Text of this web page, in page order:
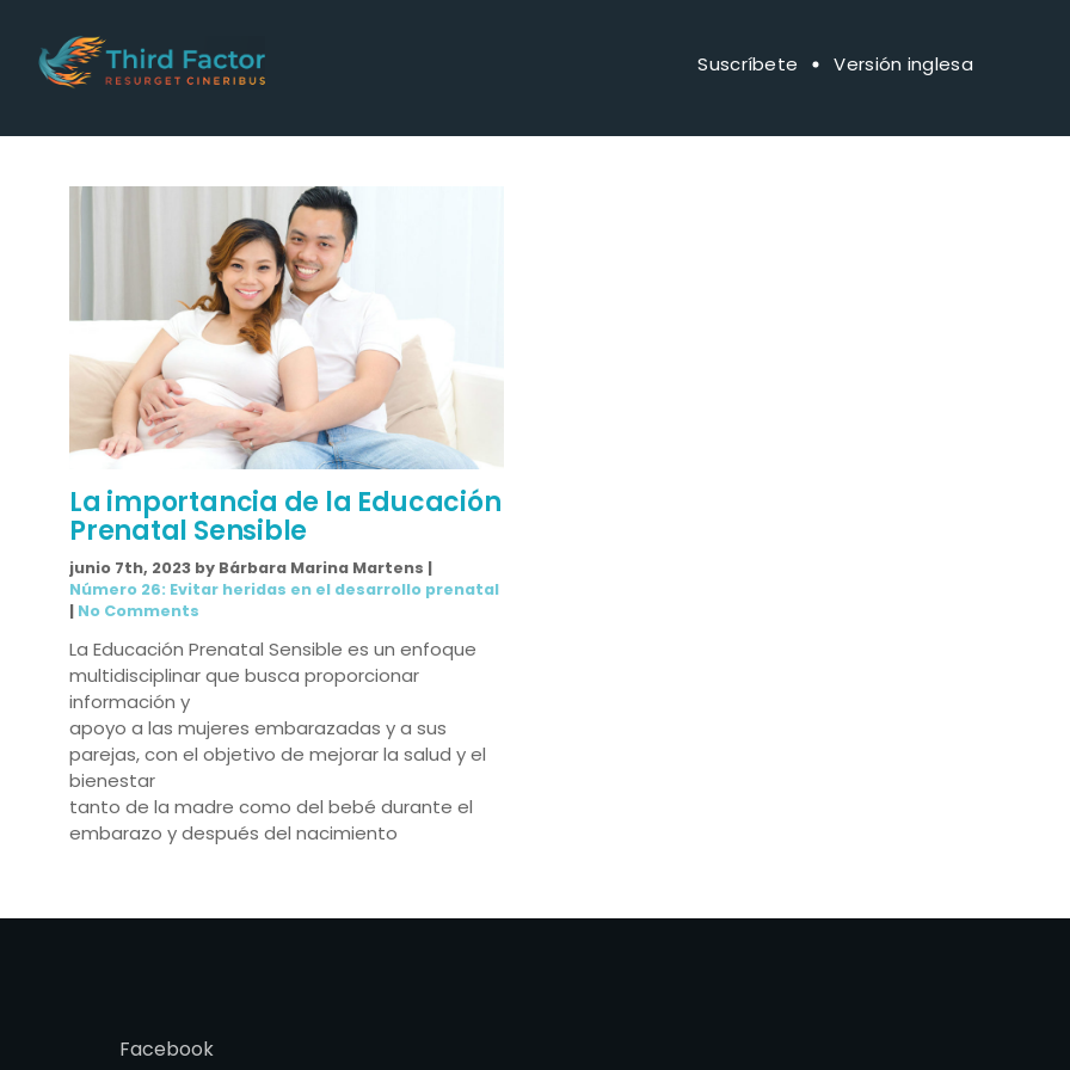
Suscríbete Versión inglesa
Posts by Bárbara Marina Martens
La importancia de la Educación
Prenatal Sensible
junio 7th, 2023 by Bárbara Marina Martens |
Número 26: Evitar heridas en el desarrollo prenatal
| No Comments
La Educación Prenatal Sensible es un enfoque
multidisciplinar que busca proporcionar
información y
apoyo a las mujeres embarazadas y a sus
parejas, con el objetivo de mejorar la salud y el
bienestar
tanto de la madre como del bebé durante el
embarazo y después del nacimiento
Facebook